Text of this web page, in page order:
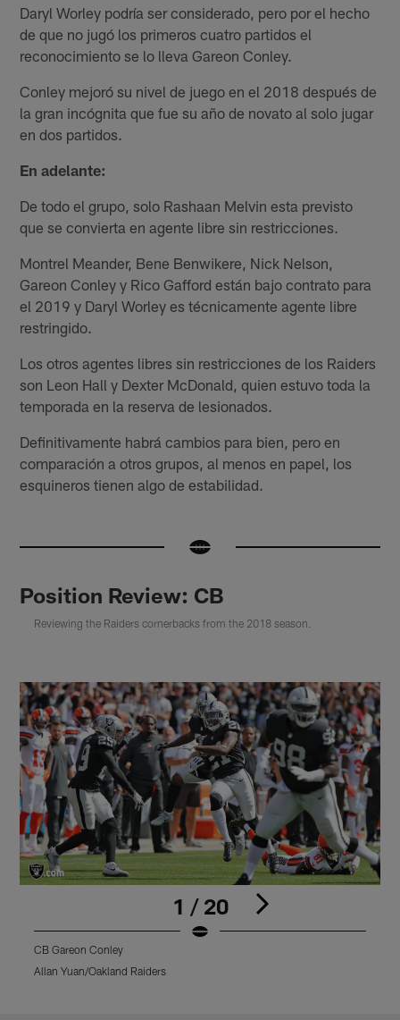
Daryl Worley podría ser considerado, pero por el hecho
de que no jugó los primeros cuatro partidos el
reconocimiento se lo lleva Gareon Conley.
Conley mejoró su nivel de juego en el 2018 después de
la gran incógnita que fue su año de novato al solo jugar
en dos partidos.
En adelante:
De todo el grupo, solo Rashaan Melvin esta previsto
que se convierta en agente libre sin restricciones.
Montrel Meander, Bene Benwikere, Nick Nelson,
Gareon Conley y Rico Gafford están bajo contrato para
el 2019 y Daryl Worley es técnicamente agente libre
restringido.
Los otros agentes libres sin restricciones de los Raiders
son Leon Hall y Dexter McDonald, quien estuvo toda la
temporada en la reserva de lesionados.
Definitivamente habrá cambios para bien, pero en
comparación a otros grupos, al menos en papel, los
esquineros tienen algo de estabilidad.
Position Review: CB
Reviewing the Raiders cornerbacks from the 2018 season.
1 / 20
CB Gareon Conley
Allan Yuan/Oakland Raiders